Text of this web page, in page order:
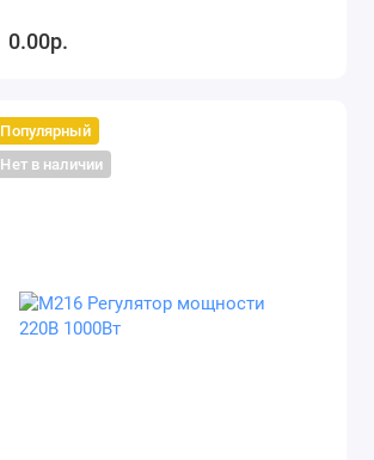
0.00р.
Популярный
Нет в наличии